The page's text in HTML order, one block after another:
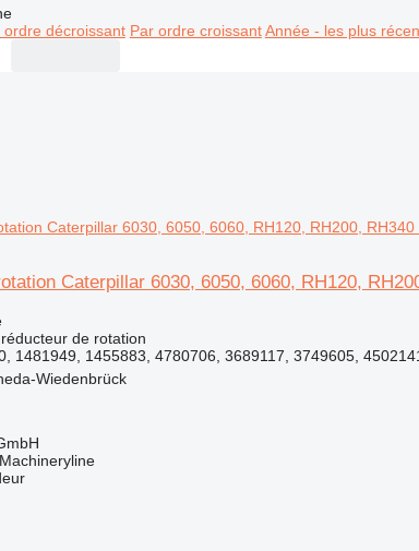
ordre décroissant Par ordre croissant Année - les plus
Caterpillar 6030, 6050, 6060, RH120,
de rotation
1481949, 1455883, 4780706, 3689117, 3749605,
Wiedenbrück